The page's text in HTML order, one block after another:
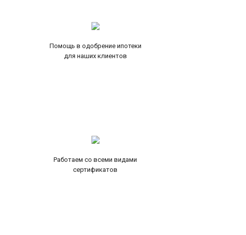
Помощь в одобрение ипотеки
для наших клиентов
Работаем со всеми видами
сертификатов